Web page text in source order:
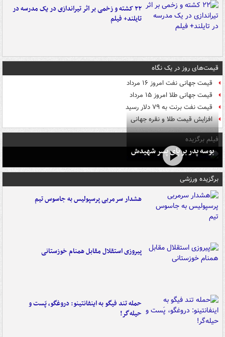
۲۲ کشته و زخمی بر اثر تیراندازی در یک مدرسه در
تایلند+ فیلم
قیمت‌های روز در یک نگاه
قیمت جهانی نفت امروز ۱۶ مرداد
قیمت جهانی طلا امروز ۱۵ مرداد
قیمت نفت برنت به ۷۹ دلار رسید
افزایش قیمت طلا و نقره جهانی
فیلم برگزیده
بوسه‌ پدر بر پای پسر شهیدش
برگزیده ورزشی
هشدار سرمربی پرسپولیس به جاسوس تیم
پیروزی استقلال مقابل همنام خوزستانی
حمله تند فیگو به اینفانتینو: دروغگو، پَست‌ و
حیله‌گر!